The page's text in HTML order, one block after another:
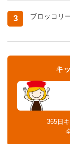
3 ブロッコリ
キ
365日